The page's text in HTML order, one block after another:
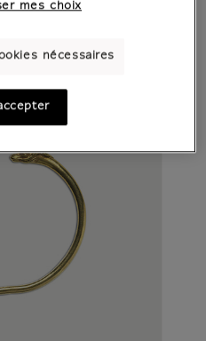
mes choix
nécessaires